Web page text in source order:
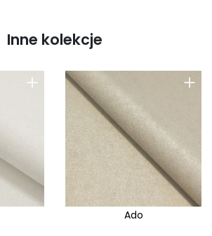
Inne kolekcje
+ +
Ado